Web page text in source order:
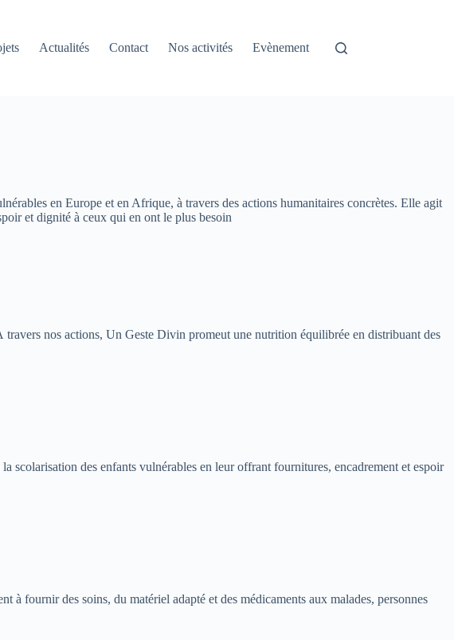
Actualités Contact Nos activités Evènement
en Europe et en Afrique, à travers des actions humanitaires concrètes. Elle agit
et dignité à ceux qui en ont le plus besoin
nos actions, Un Geste Divin promeut une nutrition équilibrée en distribuant des
scolarisation des enfants vulnérables en leur offrant fournitures, encadrement et espoir
fournir des soins, du matériel adapté et des médicaments aux malades, personnes